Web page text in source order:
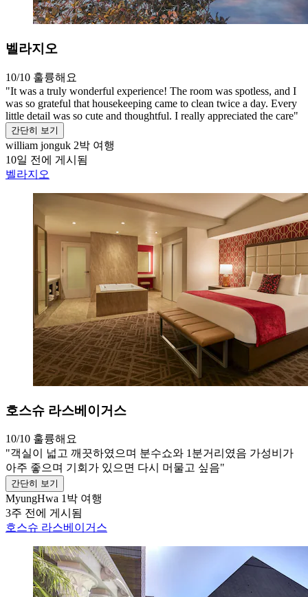
벨라지오
10/10 훌륭해요
"It was a truly wonderful experience! The room was spotless, and I
was so grateful that housekeeping came to clean twice a day. Every
little detail was so cute and thoughtful. I really appreciated the care"
간단히 보기
william jonguk 2박 여행
10일 전에 게시됨
벨라지오
호스슈 라스베이거스
10/10 훌륭해요
"객실이 넓고 깨끗하였으며 분수쇼와 1분거리였음 가성비가
아주 좋으며 기회가 있으면 다시 머물고 싶음"
간단히 보기
MyungHwa 1박 여행
3주 전에 게시됨
호스슈 라스베이거스